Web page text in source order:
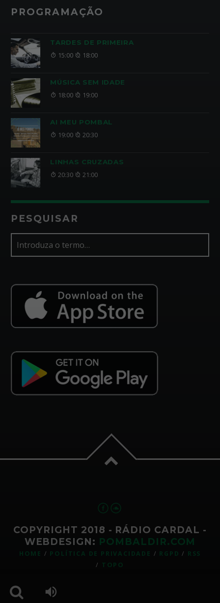
PROGRAMAÇÃO
TARDES DE PRIMEIRA
15:00 18:00
MÚSICA SEM IDADE
18:00 19:00
AI MEU POMBAL
19:00 20:30
LINHAS CRUZADAS
20:30 21:00
PESQUISAR
COPYRIGHT 2018 - RÁDIO CARDAL -
WEBDESIGN: POMBALDIR.COM
HOME POLÍTICA DE PRIVACIDADE RGPD
RSS
TOPO